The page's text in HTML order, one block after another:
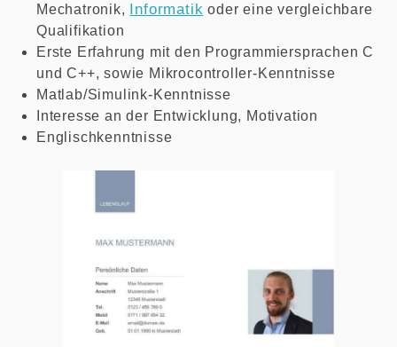
Mechatronik,
Informatik oder eine vergleichbare
Qualifikation
Erste Erfahrung mit den Programmiersprachen C
und C++, sowie Mikrocontroller-Kenntnisse
Matlab/Simulink-Kenntnisse
Interesse an der Entwicklung, Motivation
Englischkenntnisse